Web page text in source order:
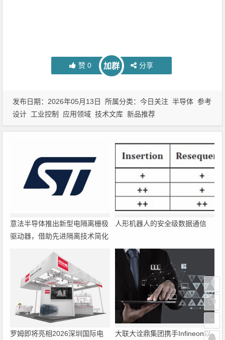
赞 0 加群 分享
发布日期：2026年05月13日 所属分类：今日关注 半导体 参考
设计 工业控制 应用领域 技术文库 新品推荐
意法半导体推出新型电隔离栅极
驱动器，借助先进隔离技术简化
人形机器人的安全级数据通信
罗姆即将亮相2026深圳国际电 大联大诠鼎集团携手Infineon以